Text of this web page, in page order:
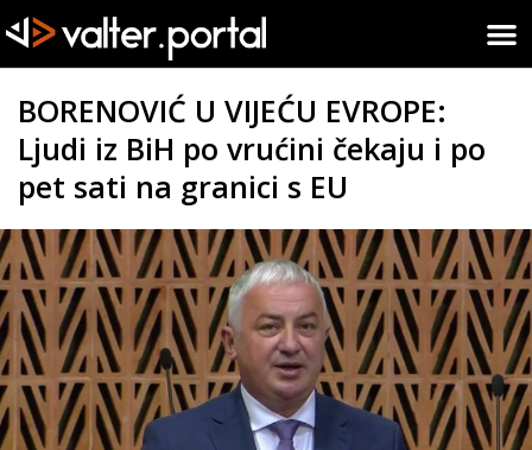
BORENOVIĆ U VIJEĆU EVROPE:
Ljudi iz BiH po vrućini čekaju i po
pet sati na granici s EU